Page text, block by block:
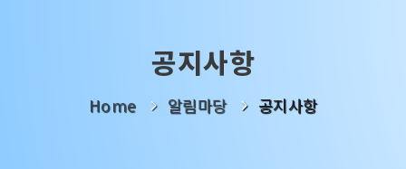
공지사항
Home 알림마당 공지사항